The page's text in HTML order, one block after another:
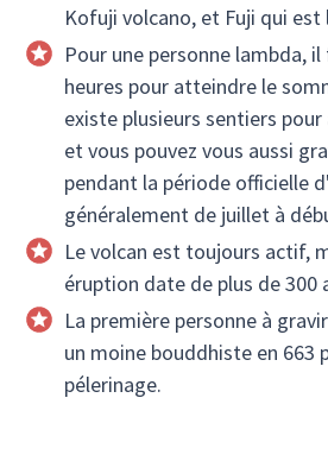
Kofuji volcano, et Fuji qui est
Pour une personne lambda,
heures pour atteindre le
existe plusieurs sentiers
et vous pouvez vous aussi
pendant la période officielle
généralement de juillet à
Le volcan est toujours actif,
éruption date de plus de 300
La première personne à
un moine bouddhiste en 663
pélerinage.